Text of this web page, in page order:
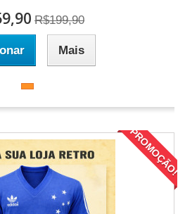
R$199,90
Mais
PROMOÇÃO!